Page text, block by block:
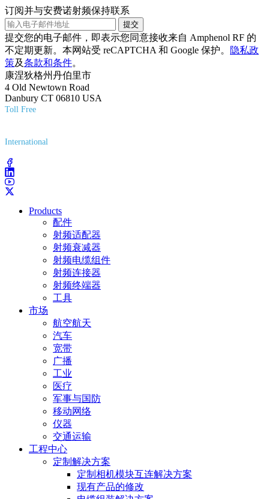
订阅并与安费诺射频保持联系
提交
提交您的电子邮件，即表示您同意接收来自 Amphenol RF 的
不定期更新。本网站受 reCAPTCHA 和 Google 保护。
隐私政
策及条款和条件。
康涅狄格州丹伯里市
4 Old Newtown Road
Danbury CT 06810 USA
Toll Free
International
Products
配件
射频适配器
射频衰减器
射频电缆组件
射频连接器
射频终端器
工具
市场
航空航天
汽车
宽带
广播
工业
医疗
军事与国防
移动网络
仪器
交通运输
工程中心
定制解决方案
定制相机模块互连解决方案
现有产品的修改